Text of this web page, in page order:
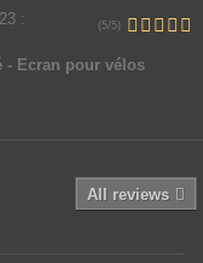
: (5/5)
- Ecran pour vélos
All reviews